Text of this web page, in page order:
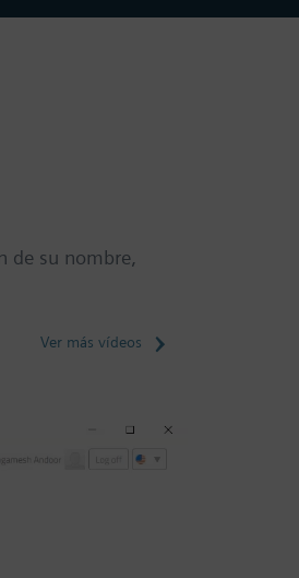
de su nombre,
Ver más vídeos